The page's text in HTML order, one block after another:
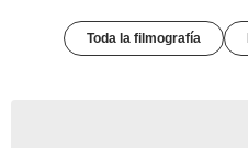
Toda la filmografía